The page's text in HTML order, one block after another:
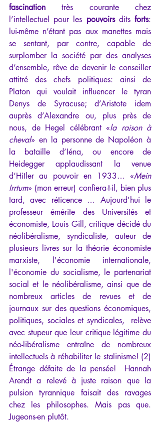
fascination très courante chez
l’intellectuel pour les pouvoirs dits forts:
lui-même n’étant pas aux manettes mais
se sentant, par contre, capable de
surplomber la société par des analyses
d’ensemble, rêve de devenir le conseiller
attitré des chefs politiques: ainsi de
Platon qui voulait influencer le tyran
Denys de Syracuse; d’Aristote idem
auprès d’Alexandre ou, plus près de
nous, de Hegel célébrant «la raison à
cheval» en la personne de Napoléon à
la bataille d’Iéna, ou encore de
Heidegger applaudissant la venue
d’Hitler au pouvoir en 1933… «Mein
Irrtum» (mon erreur) confiera-t-il, bien plus
tard, avec réticence … Aujourd'hui le
professeur émérite des Universités et
économiste, Louis Gill, critique décidé du
néolibéralisme, syndicaliste, auteur de
plusieurs livres sur la théorie économiste
marxiste, l'économie internationale,
l'économie du socialisme, le partenariat
social et le néolibéralisme, ainsi que de
nombreux articles de revues et de
journaux sur des questions économiques,
politiques, sociales et syndicales,  relève
avec stupeur que leur critique légitime du
néo-libéralisme entraîne de nombreux
intellectuels à réhabiliter le stalinisme! (2)
Étrange défaite de la pensée!  Hannah
Arendt a relevé à juste raison que la
pulsion tyrannique faisait des ravages
chez les philosophes. Mais pas que.
Jugeons-en plutôt.